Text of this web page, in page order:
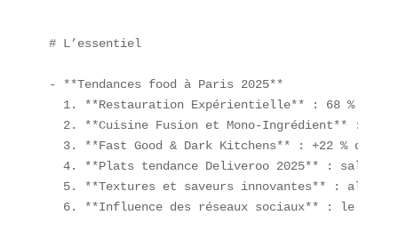
# L’essentiel
- **Tendances food à Paris 2025**
1. **Restauration Expérientielle** : 68 % des
2. **Cuisine Fusion et Mono-Ingrédient** :
3. **Fast Good & Dark Kitchens** : +22 % de
4. **Plats tendance Deliveroo 2025** :
5. **Textures et saveurs innovantes** :
6. **Influence des réseaux sociaux** : le